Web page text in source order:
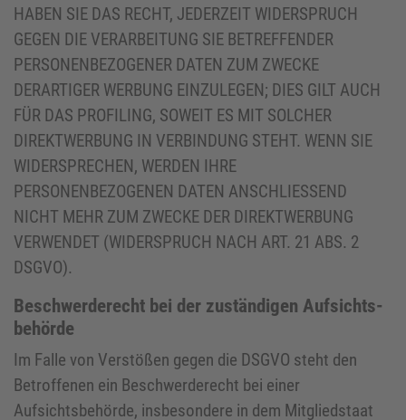
HABEN SIE DAS RECHT, JEDERZEIT WIDERSPRUCH
GEGEN DIE VERARBEITUNG SIE BETREFFENDER
PERSONENBEZOGENER DATEN ZUM ZWECKE
DERARTIGER WERBUNG EINZULEGEN; DIES GILT AUCH
FÜR DAS PROFILING, SOWEIT ES MIT SOLCHER
DIREKTWERBUNG IN VERBINDUNG STEHT. WENN SIE
WIDERSPRECHEN, WERDEN IHRE
PERSONENBEZOGENEN DATEN ANSCHLIESSEND
NICHT MEHR ZUM ZWECKE DER DIREKTWERBUNG
VERWENDET (WIDERSPRUCH NACH ART. 21 ABS. 2
DSGVO).
Beschwerde­recht bei der zuständigen Aufsichts­
behörde
Im Falle von Verstößen gegen die DSGVO steht den
Betroffenen ein Beschwerderecht bei einer
Aufsichtsbehörde, insbesondere in dem Mitgliedstaat